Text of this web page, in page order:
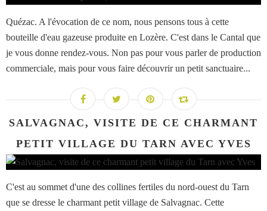
Quézac. A l'évocation de ce nom, nous pensons tous à cette
bouteille d'eau gazeuse produite en Lozère. C'est dans le Cantal que
je vous donne rendez-vous. Non pas pour vous parler de production
commerciale, mais pour vous faire découvrir un petit sanctuaire...
SALVAGNAC, VISITE DE CE CHARMANT
PETIT VILLAGE DU TARN AVEC YVES
C'est au sommet d'une des collines fertiles du nord-ouest du Tarn
que se dresse le charmant petit village de Salvagnac. Cette